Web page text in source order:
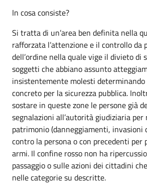
In cosa consiste?
Si tratta di un’area ben definita nella
rafforzata l’attenzione e il controllo da
dell’ordine nella quale vige il divieto di
soggetti che abbiano assunto
insistentemente molesti
concreto per la sicurezza pubblica.
sostare in queste zone le persone già
segnalazioni all’autorità giudiziaria
patrimonio (danneggiamenti, invasioni
contro la persona o con precedenti per
armi. Il confine rosso non ha
passaggio o sulle azioni dei cittadini
nelle categorie su descritte.